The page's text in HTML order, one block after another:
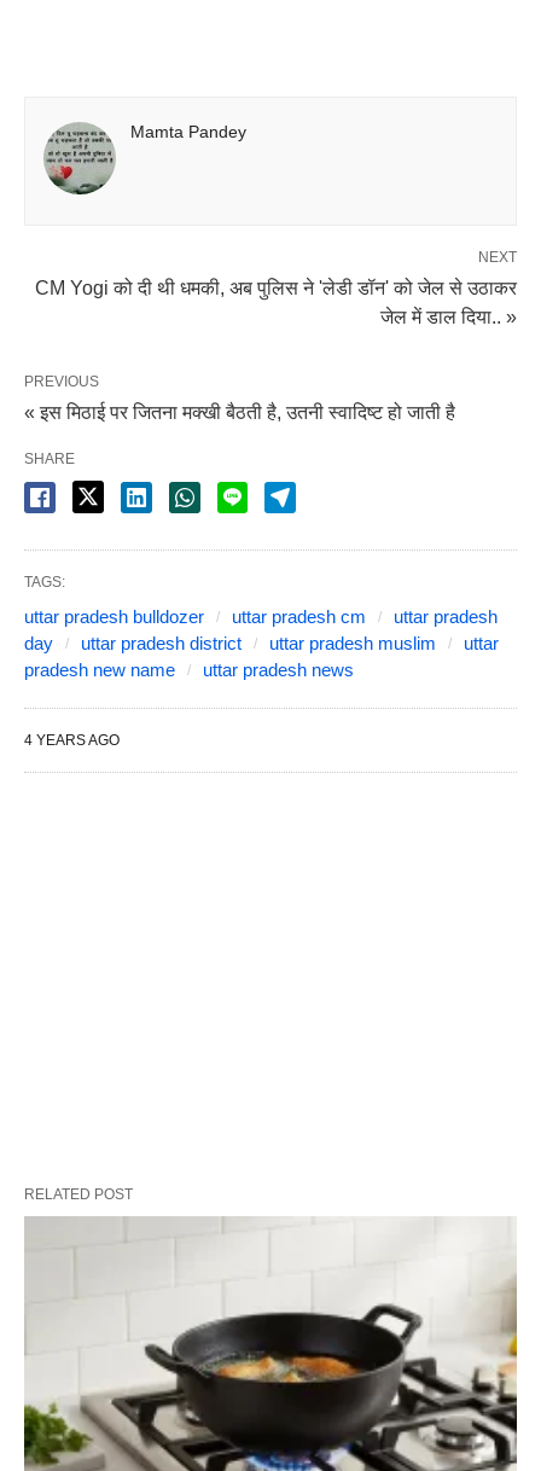
Mamta Pandey
NEXT
CM Yogi को दी थी धमकी, अब पुलिस ने 'लेडी डॉन' को जेल से उठाकर
जेल में डाल दिया.. »
PREVIOUS
« इस मिठाई पर जितना मक्खी बैठती है, उतनी स्वादिष्ट हो जाती है
SHARE
TAGS:
uttar pradesh bulldozer uttar pradesh cm
uttar pradesh
day
uttar pradesh district uttar pradesh muslim
uttar
pradesh new name
uttar pradesh news
4 YEARS AGO
RELATED POST